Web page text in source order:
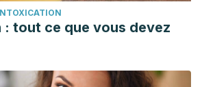
: tout ce que vous devez